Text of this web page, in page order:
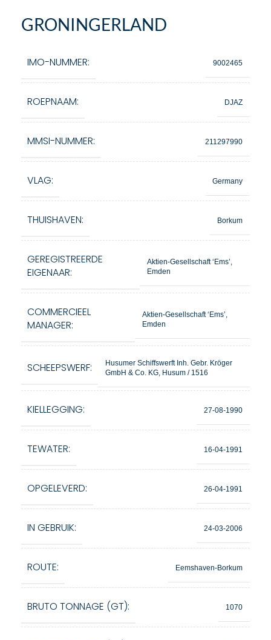
GRONINGERLAND
IMO-NUMMER: 9002465
ROEPNAAM: DJAZ
MMSI-NUMMER: 211297990
VLAG: Germany
THUISHAVEN: Borkum
GEREGISTREERDE
EIGENAAR:
Aktien-Gesellschaft ‘Ems’,
Emden
COMMERCIEEL
MANAGER:
Aktien-Gesellschaft ‘Ems’,
Emden
SCHEEPSWERF:
Husumer Schiffswerft Inh. Gebr. Kröger
GmbH & Co. KG, Husum / 1516
KIELLEGGING: 27-08-1990
TEWATER: 16-04-1991
OPGELEVERD: 26-04-1991
IN GEBRUIK: 24-03-2006
ROUTE: Eemshaven-Borkum
BRUTO TONNAGE (GT): 1070